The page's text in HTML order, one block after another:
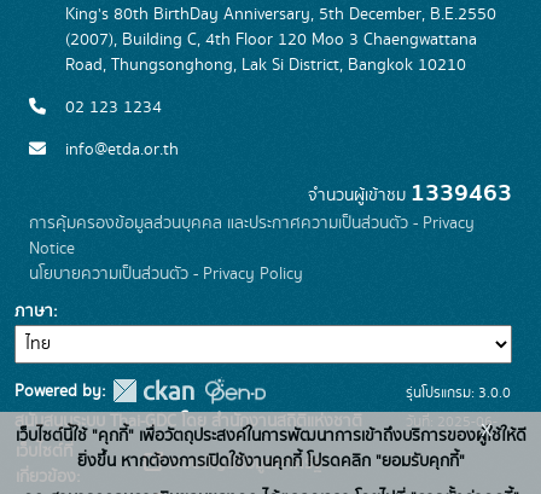
King's 80th BirthDay Anniversary, 5th December, B.E.2550
(2007), Building C, 4th Floor 120 Moo 3 Chaengwattana
Road, Thungsonghong, Lak Si District, Bangkok 10210
02 123 1234
info@etda.or.th
จำนวนผู้เข้าชม 1339463
การคุ้มครองข้อมูลส่วนบุคคล และประกาศความเป็นส่วนตัว - Privacy
Notice
นโยบายความเป็นส่วนตัว - Privacy Policy
ภาษา
Powered by:
สนับสนุนระบบ Thai-GDC โดย สำนักงานสถิติแห่งชาติ
เว็บไซต์ที่
เกี่ยวข้อง:
ระบบบัญชีข้อมูลภาครัฐ
รุ่นโปรแกรม: 3.0.0
วันที่: 2025-06-
26
เว็บไซต์นี้ใช้ "คุกกี้" เพื่อวัตถุประสงค์ในการพัฒนาการเข้าถึงบริการของผู้ใช้ให้ดี
ยิ่งขึ้น หากต้องการเปิดใช้งานคุกกี้ โปรดคลิก "ยอมรับคุกกี้"
x